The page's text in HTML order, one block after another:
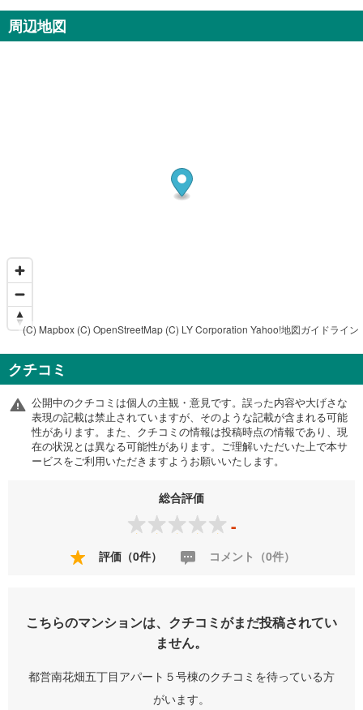
周辺地図
(C) Mapbox (C) OpenStreetMap (C) LY Corporation Yahoo!地図ガイドライン
クチコミ
公開中のクチコミは個人の主観・意見です。誤った内容や大げさな
表現の記載は禁止されていますが、そのような記載が含まれる可能
性があります。また、クチコミの情報は投稿時点の情報であり、現
在の状況とは異なる可能性があります。ご理解いただいた上で本サ
ービスをご利用いただきますようお願いいたします。
総合評価
-
評価（0件） コメント（0件）
こちらのマンションは、クチコミがまだ投稿されてい
ません。
都営南花畑五丁目アパート５号棟のクチコミを待っている方
がいます。